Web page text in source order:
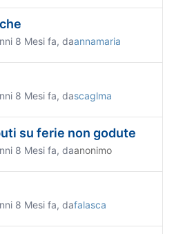
8 Mesi fa, daannamaria
8 Mesi fa, dascaglma
su ferie non godute
8 Mesi fa, daanonimo
8 Mesi fa, dafalasca